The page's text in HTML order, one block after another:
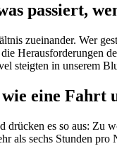
passiert,
zueinander. Wer
Herausforderungen
steigten in unserem
eine Fahrt
drücken es so aus:
als sechs Stunden